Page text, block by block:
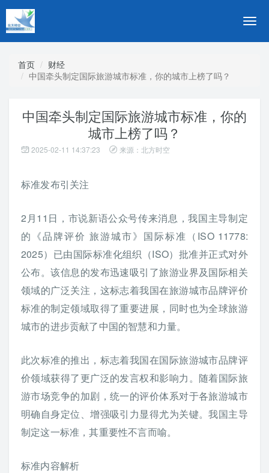
切
导
首页
财经
中国牵头制定国际旅游城市标准，你的城市上榜了吗？
中国牵头制定国际旅游城市标准，你的
城市上榜了吗？
2025-02-11 14:37:23 来源：北方时空
标准发布引关注
2月11日，市说新语公众号传来消息，我国主导制定
的《品牌评价 旅游城市》国际标准（ISO 11778:
2025）已由国际标准化组织（ISO）批准并正式对外
公布。该信息的发布迅速吸引了旅游业界及国际相关
领域的广泛关注，这标志着我国在旅游城市品牌评价
标准的制定领域取得了重要进展，同时也为全球旅游
城市的进步贡献了中国的智慧和力量。
此次标准的推出，标志着我国在国际旅游城市品牌评
价领域获得了更广泛的发言权和影响力。随着国际旅
游市场竞争的加剧，统一的评价体系对于各旅游城市
明确自身定位、增强吸引力显得尤为关键。我国主导
制定这一标准，其重要性不言而喻。
标准内容解析